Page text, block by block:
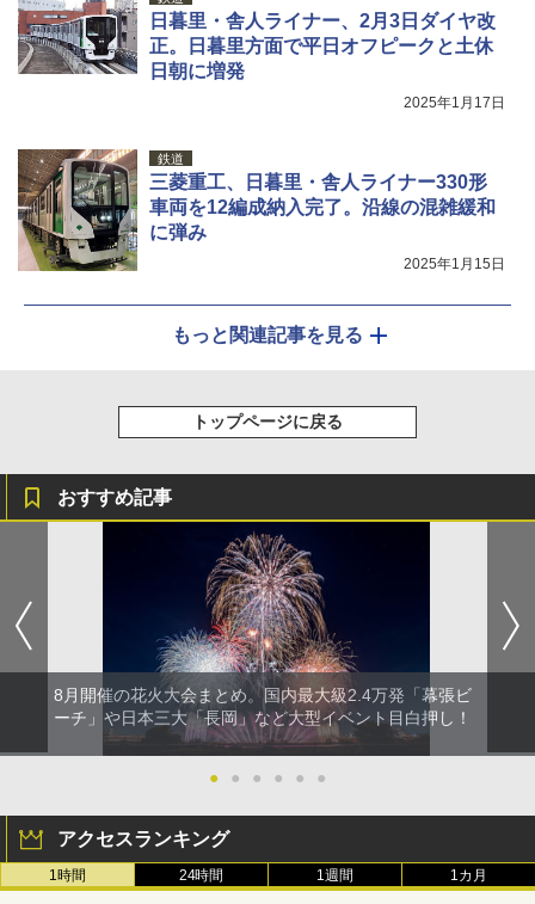
日暮里・舎人ライナー、2月3日ダイヤ改
正。日暮里方面で平日オフピークと土休
日朝に増発
2025年1月17日
鉄道
三菱重工、日暮里・舎人ライナー330形
車両を12編成納入完了。沿線の混雑緩和
に弾み
2025年1月15日
もっと関連記事を見る
トップページに戻る
おすすめ記事
8月開催の花火大会まとめ。国内最大級2.4万発「幕張ビ
ーチ」や日本三大「長岡」など大型イベント目白押し！
● ● ● ● ● ●
アクセスランキング
1時間 24時間 1週間 1カ月